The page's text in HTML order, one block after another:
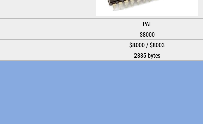
PAL
$8000
$8000 / $8003
2335 bytes